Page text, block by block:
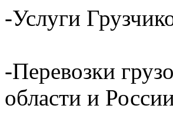
-Услуги
-Перевозки
области и